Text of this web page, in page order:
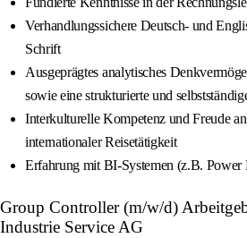
Verhandlungssichere Deutsch‑ und
Schrift
Ausgeprägtes analytisches
sowie eine strukturierte und
Interkulturelle Kompetenz und Freude
internationaler Reisetätigkeit
Erfahrung mit BI‑Systemen (z.B.
Group Controller (m/w/d)
Industrie Service AG